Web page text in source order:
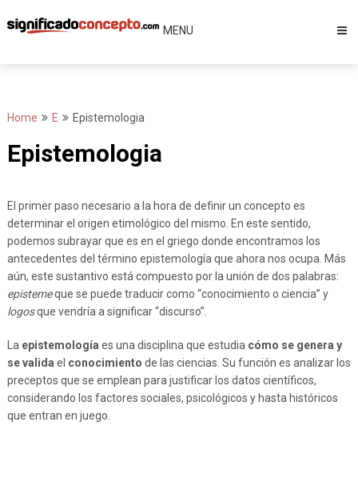
to
MENU
Home E Epistemologia
Epistemologia
El primer paso necesario a la hora de definir un concepto es
determinar el origen etimológico del mismo. En este sentido,
podemos subrayar que es en el griego donde encontramos los
antecedentes del término epistemología que ahora nos ocupa. Más
aún, este sustantivo está compuesto por la unión de dos palabras:
epistemeque se puede traducir como “conocimiento o ciencia” y
logosque vendría a significar “discurso”.
La epistemología es una disciplina que estudia cómo se genera y
se valida el conocimiento de las ciencias. Su función es analizar los
preceptos que se emplean para justificar los datos científicos,
considerando los factores sociales, psicológicos y hasta históricos
que entran en juego.